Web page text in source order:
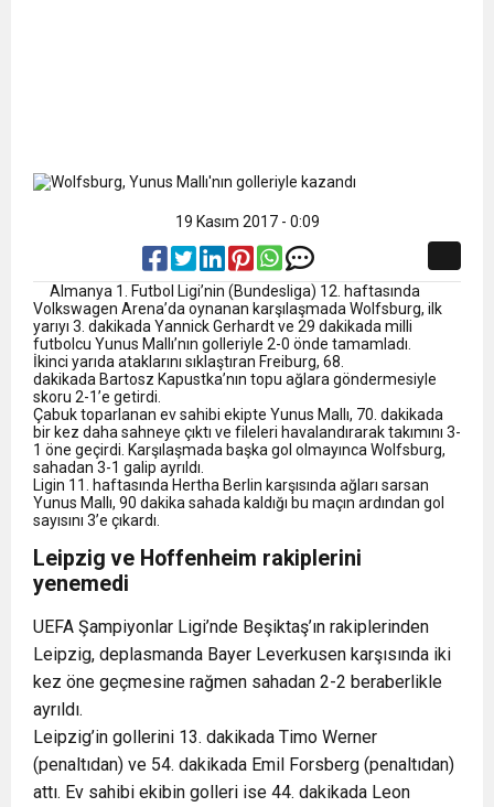
19 Kasım 2017 - 0:09
Almanya 1. Futbol Ligi’nin (Bundesliga) 12. haftasında
Volkswagen Arena’da oynanan karşılaşmada Wolfsburg, ilk
yarıyı 3. dakikada Yannick Gerhardt ve 29 dakikada milli
futbolcu Yunus Mallı’nın golleriyle 2-0 önde tamamladı.
İkinci yarıda ataklarını sıklaştıran Freiburg, 68.
dakikada Bartosz Kapustka’nın topu ağlara göndermesiyle
skoru 2-1’e getirdi.
Çabuk toparlanan ev sahibi ekipte Yunus Mallı, 70. dakikada
bir kez daha sahneye çıktı ve fileleri havalandırarak takımını 3-
1 öne geçirdi. Karşılaşmada başka gol olmayınca Wolfsburg,
sahadan 3-1 galip ayrıldı.
Ligin 11. haftasında Hertha Berlin karşısında ağları sarsan
Yunus Mallı, 90 dakika sahada kaldığı bu maçın ardından gol
sayısını 3’e çıkardı.
Leipzig ve Hoffenheim rakiplerini
yenemedi
UEFA Şampiyonlar Ligi’nde Beşiktaş’ın rakiplerinden
Leipzig, deplasmanda Bayer Leverkusen karşısında iki
kez öne geçmesine rağmen sahadan 2-2 beraberlikle
ayrıldı.
Leipzig’in gollerini 13. dakikada Timo Werner
(penaltıdan) ve 54. dakikada Emil Forsberg (penaltıdan)
attı. Ev sahibi ekibin golleri ise 44. dakikada Leon